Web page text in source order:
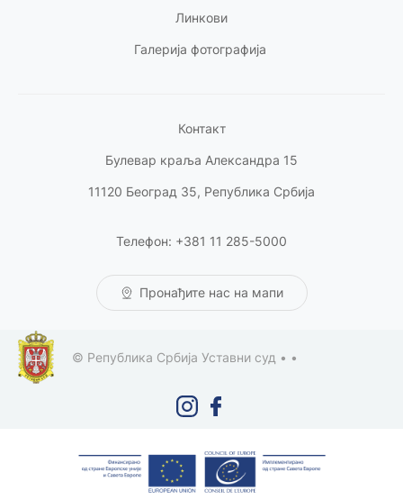
Линкови
Галерија фотографија
Контакт
Булевар краља Александра 15
11120 Београд 35, Република Србија
Телефон: +381 11 285-5000
Пронађите нас на мапи
© Република Србија Уставни суд • •